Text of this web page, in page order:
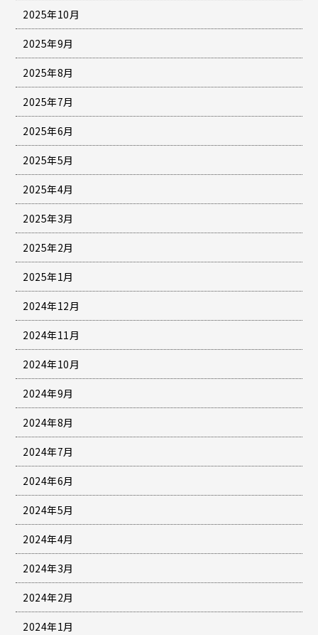
2025年10月
2025年9月
2025年8月
2025年7月
2025年6月
2025年5月
2025年4月
2025年3月
2025年2月
2025年1月
2024年12月
2024年11月
2024年10月
2024年9月
2024年8月
2024年7月
2024年6月
2024年5月
2024年4月
2024年3月
2024年2月
2024年1月